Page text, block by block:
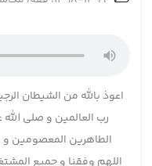
اعوذ بالله من الشیطان
رب العالمین و صلی
الطاهرین المعصومین و
اللهم وفقنا و جمیع